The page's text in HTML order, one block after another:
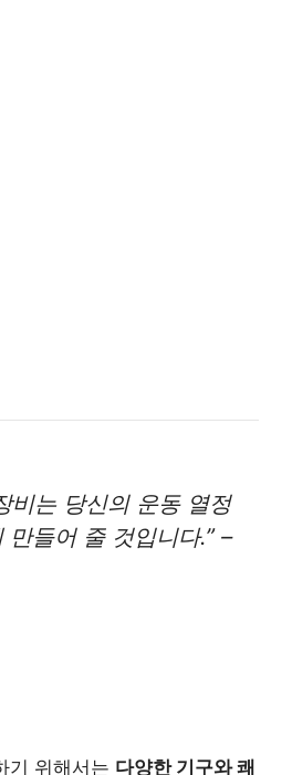
비는 당신의 운동 열정
만들어 줄 것입니다.” –
기 위해서는 다양한 기구와 쾌